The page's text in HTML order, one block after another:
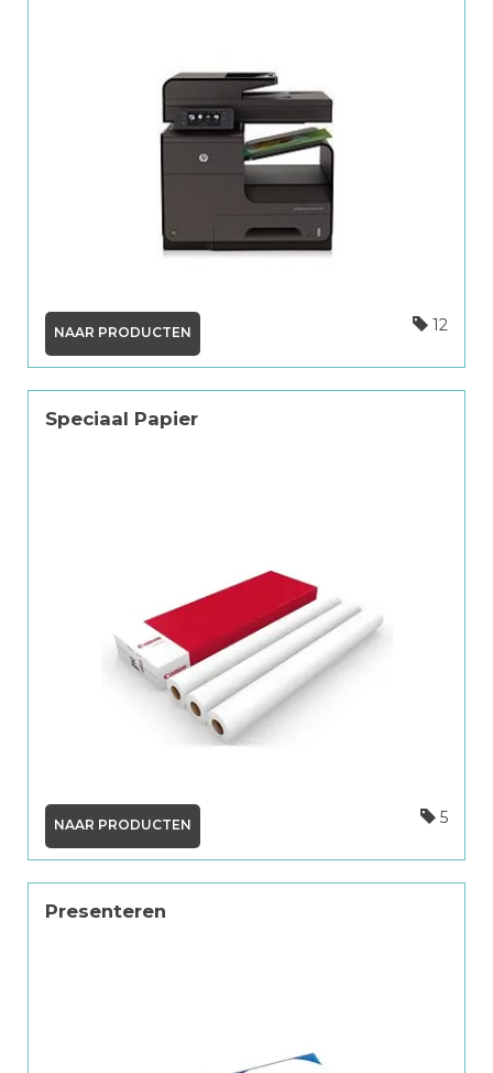
NAAR PRODUCTEN 12
Speciaal Papier
NAAR PRODUCTEN 5
Presenteren